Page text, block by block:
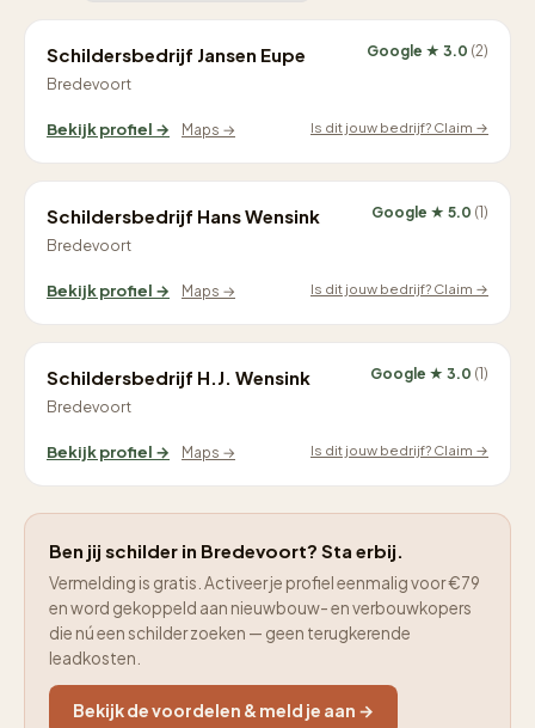
Schildersbedrijf Jansen Eupe
Bredevoort
Google ★ 3.0 (2)
Bekijk profiel → Maps → Is dit jouw bedrijf? Claim →
Schildersbedrijf Hans Wensink
Bredevoort
Google ★ 5.0 (1)
Bekijk profiel → Maps → Is dit jouw bedrijf? Claim →
Schildersbedrijf H.J. Wensink
Bredevoort
Google ★ 3.0 (1)
Bekijk profiel → Maps → Is dit jouw bedrijf? Claim →
Ben jij schilder in Bredevoort? Sta erbij.
Vermelding is gratis. Activeer je profiel eenmalig voor €79
en word gekoppeld aan nieuwbouw- en verbouwkopers
die nú een schilder zoeken — geen terugkerende
leadkosten.
Bekijk de voordelen & meld je aan →